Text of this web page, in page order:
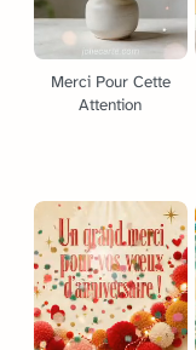
Merci Pour Cette
Attention